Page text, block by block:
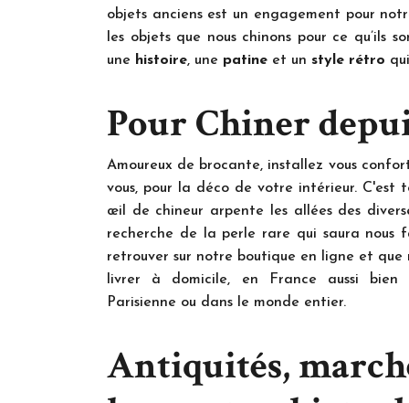
objets anciens est un engagement pour
les objets que nous chinons pour ce qu’ils
une histoire, une patine et un style rétro
Pour Chiner
Amoureux de brocante, installez vous
vous, pour la déco de votre intérieur. C'est
œil de chineur arpente les allées des
recherche de la perle rare qui saura nous
retrouver sur notre boutique en ligne et que
livrer à domicile, en France aussi bien
Parisienne ou dans le monde entier.
Antiquités,